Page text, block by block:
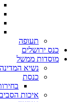
תעופה
כנס ירושלים
מוסדות ממשל
נשיא המדינה
כנסת
איכות הסביבה